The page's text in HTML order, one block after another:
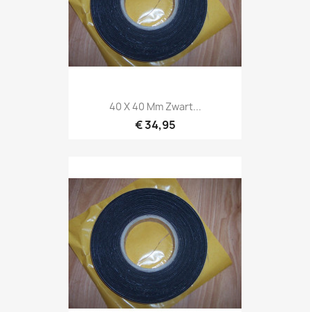
40 X 40 Mm Zwart...
€ 34,95